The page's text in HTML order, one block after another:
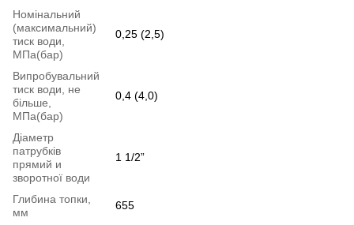
Номінальний
(максимальний)
тиск води,
МПа(бар)
0,25 (2,5)
Випробувальний
тиск води, не
більше,
МПа(бар)
0,4 (4,0)
Діаметр
патрубків
прямий и
зворотної води
1 1/2”
Глибина топки,
мм
655